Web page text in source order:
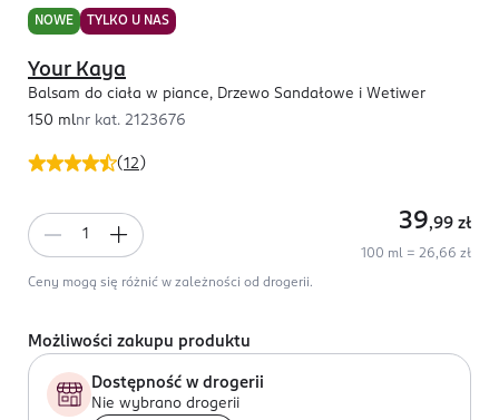
NOWE TYLKO U NAS
(12 )
Your Kaya
Balsam do ciała w piance, Drzewo Sandałowe i Wetiwer
150 mlnr kat. 2123676
39,99 zł
100 ml = 26,66 zł
Ceny mogą się różnić w zależności od drogerii.
Możliwości zakupu produktu
Dostępność w drogerii
Nie wybrano drogerii